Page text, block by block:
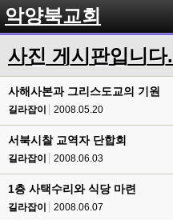
악양북교회
사진 게시판입니다.
사해사본과 그리스도교의 기원
길라잡이 2008.05.20
서북시찰 교역자 단합회
길라잡이 2008.06.03
1층 사택수리와 식당 마련
길라잡이 2008.06.07